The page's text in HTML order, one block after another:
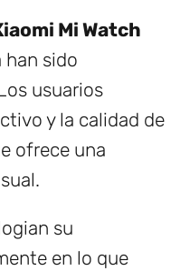
Mi Watch
han sido
usuarios
y la calidad de
ofrece una
su
en lo que